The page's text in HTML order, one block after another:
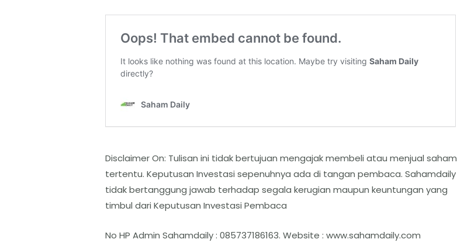
Disclaimer On: Tulisan ini tidak bertujuan mengajak membeli atau menjual saham
tertentu. Keputusan Investasi sepenuhnya ada di tangan pembaca. Sahamdaily
tidak bertanggung jawab terhadap segala kerugian maupun keuntungan yang
timbul dari Keputusan Investasi Pembaca
No HP Admin Sahamdaily : 085737186163. Website : www.sahamdaily.com